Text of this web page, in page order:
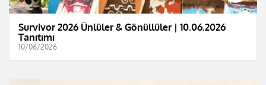
Survivor 2026 Ünlüler & Gönüllüler | 10.06.2026
Tanıtımı
10/06/2026